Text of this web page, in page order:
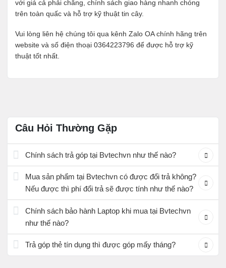
với giá cả phải chăng, chính sách giao hàng nhanh chóng
trên toàn quấc và hỗ trợ kỹ thuật tin cây.
Vui lòng liên hệ chúng tôi qua kênh Zalo OA chính hãng trên
website và số điện thoại 0364223796 để được hỗ trợ kỹ
thuật tốt nhất.
Câu Hỏi Thường Gặp
Chính sách trả góp tại Bvtechvn như thế nào?
Mua sản phẩm tại Bvtechvn có được đổi trả không?
Nếu được thì phí đổi trả sẽ được tính như thế nào?
Chính sách bảo hành Laptop khi mua tại Bvtechvn
như thế nào?
Trả góp thẻ tín dụng thì được góp mấy tháng?